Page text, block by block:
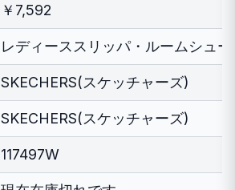
￥7,592
レディーススリッパ・ルームシュー
SKECHERS(スケッチャーズ)
SKECHERS(スケッチャーズ)
117497W